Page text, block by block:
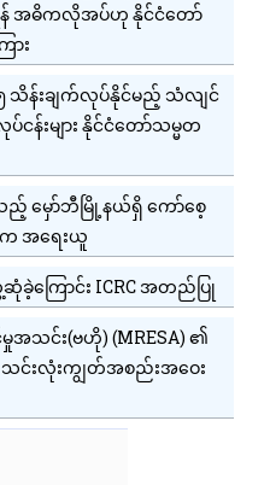
ရန် အဓိကလိုအပ်ဟု နိုင်ငံတော်
ား
သိန်းချက်လုပ်နိုင်မည့် သံလျင်
းများ နိုင်ငံတော်သမ္မတ
ည့် မှော်ဘီမြို့နယ်ရှိ ကော်စေ့
အရေးယူ
ခဲ့ကြောင်း ICRC အတည်ပြု
မှုအသင်း(ဗဟို) (MRESA) ၏
းလုံးကျွတ်အစည်းအဝေး